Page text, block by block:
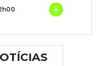
+